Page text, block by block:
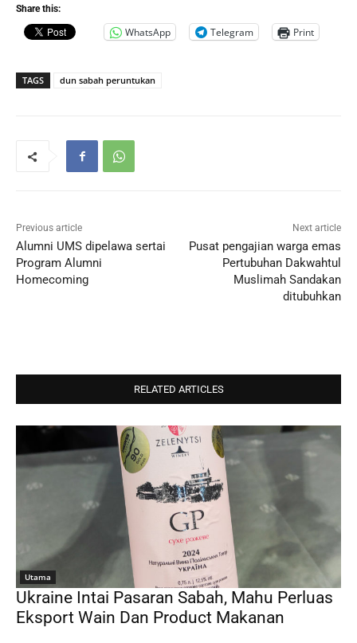
Share this:
WhatsApp Telegram Print
TAGS dun sabah peruntukan
Previous article
Alumni UMS dipelawa sertai
Program Alumni
Homecoming
Next article
Pusat pengajian warga emas
Pertubuhan Dakwahtul
Muslimah Sandakan
ditubuhkan
RELATED ARTICLES
Utama
Ukraine Intai Pasaran Sabah, Mahu Perluas
Eksport Wain Dan Product Makanan